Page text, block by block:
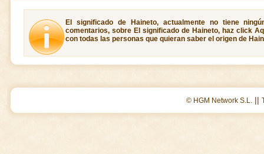
El significado de Haineto, actualmente no tiene
comentarios, sobre El significado de Haineto, haz click
con todas las personas que quieran saber el origen de
© HGM Network S.L. ||